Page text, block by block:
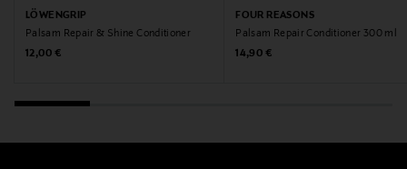
Digitaalne aadress
asiakaspalvelu@kao.com
LÖWENGRIP
Palsam Repair & Shine Conditioner
Original Price
12,00 €
FOUR REASONS
Palsam Repair Conditioner 300 ml
Original Price
14,90 €